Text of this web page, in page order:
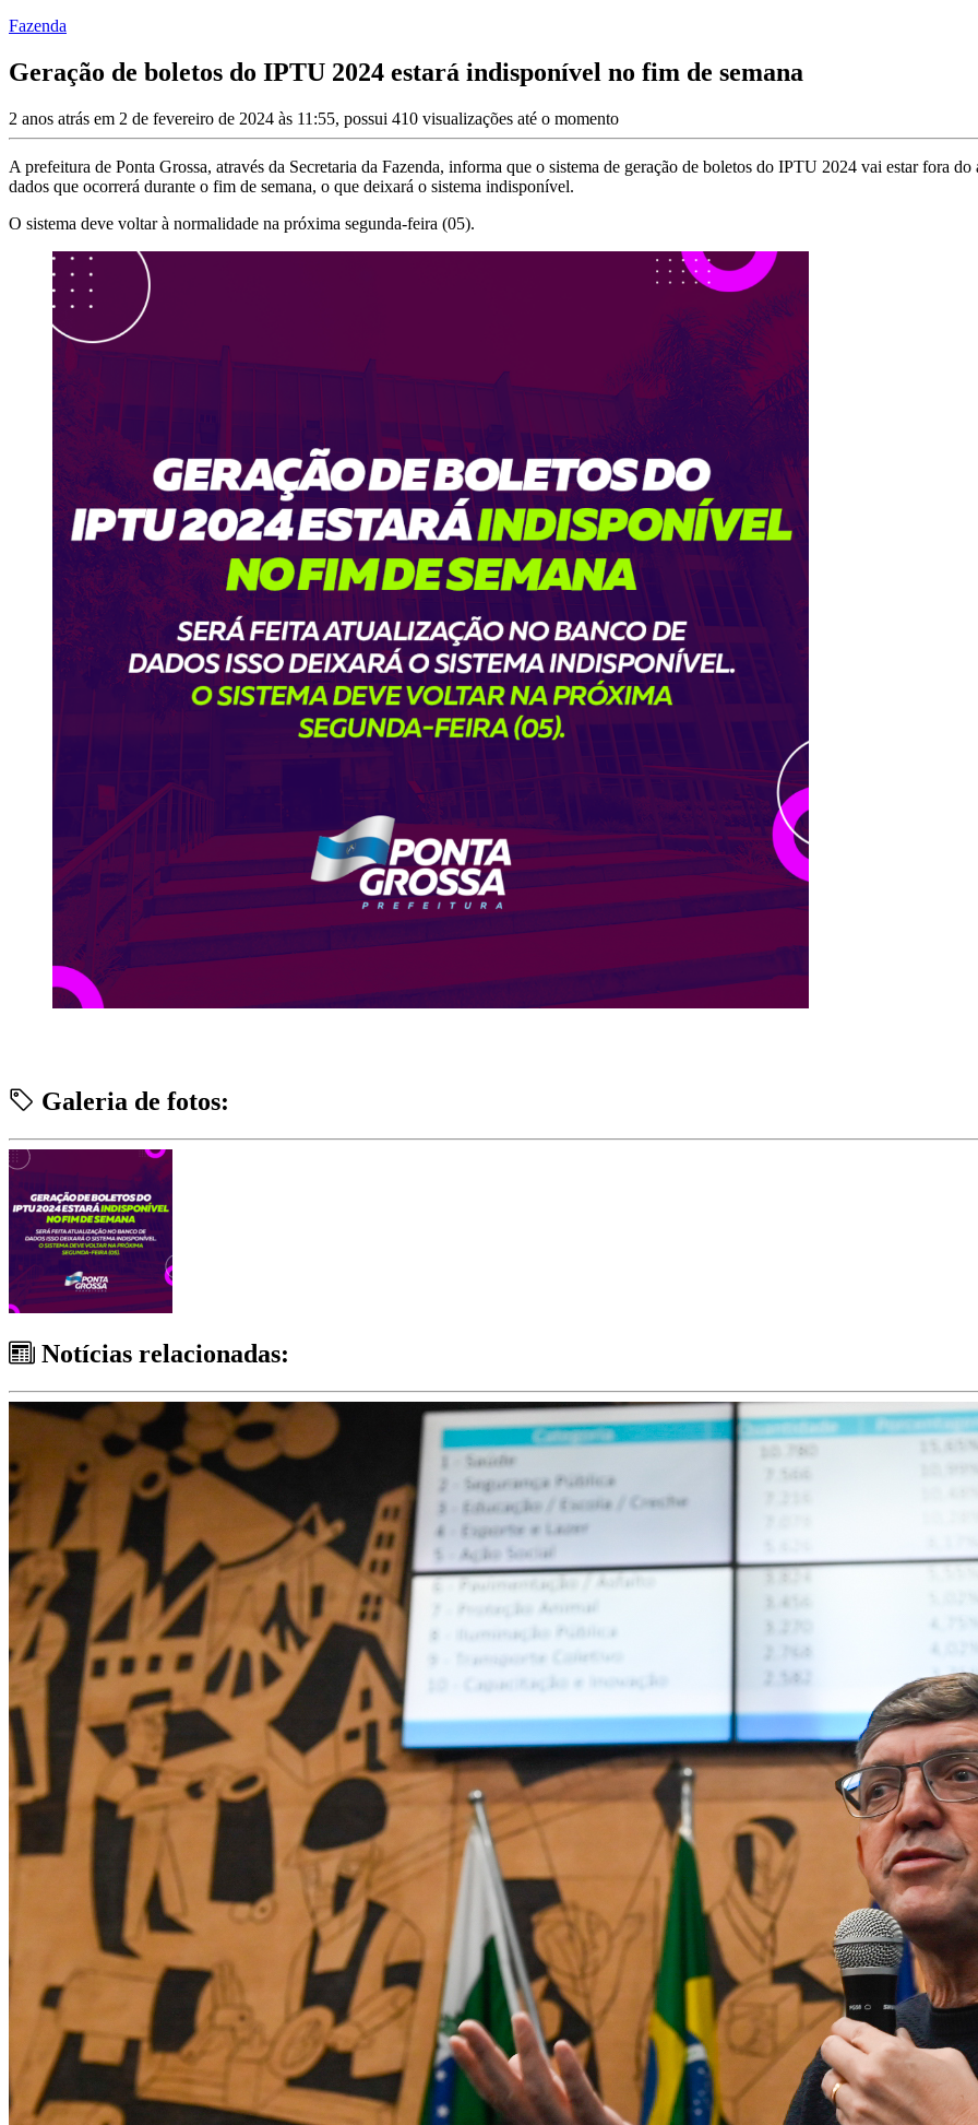
Fazenda
Geração de boletos do IPTU 2024 estará indisponível no fim de semana
2 anos atrás em 2 de fevereiro de 2024 às 11:55, possui 410 visualizações até o momento
A prefeitura de Ponta Grossa, através da Secretaria da Fazenda, informa que o sistema de geração de boletos do IPTU 2024 vai estar fora
dados que ocorrerá durante o fim de semana, o que deixará o sistema indisponível.
O sistema deve voltar à normalidade na próxima segunda-feira (05).
Galeria de fotos:
Notícias relacionadas: